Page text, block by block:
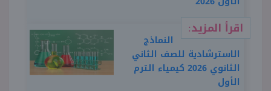
اقرأ المزيد:
النماذج
الاسترشادية للصف الثاني
الثانوي 2026 كيمياء الترم
الأول